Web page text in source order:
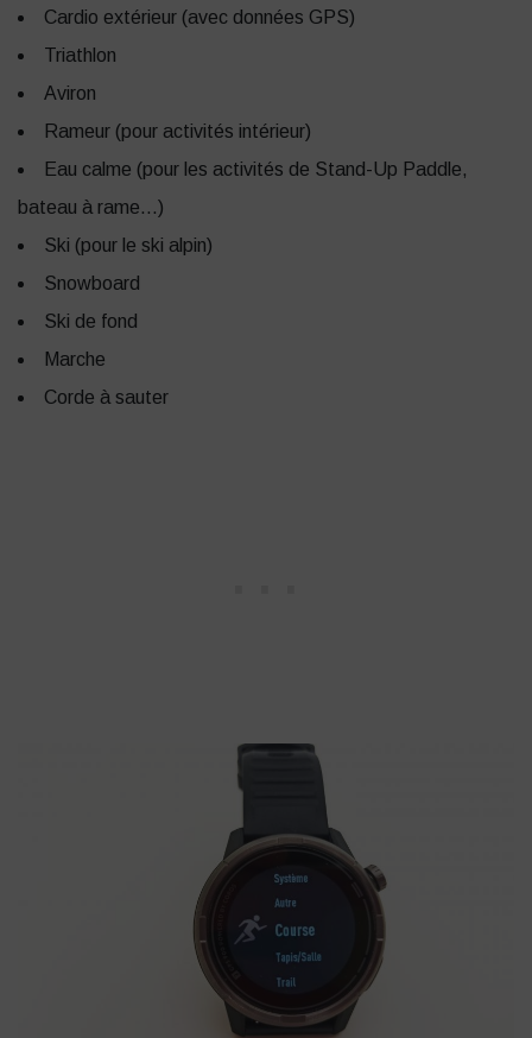
Cardio extérieur (avec données GPS)
Triathlon
Aviron
Rameur (pour activités intérieur)
Eau calme (pour les activités de Stand-Up Paddle,
bateau à rame…)
Ski (pour le ski alpin)
Snowboard
Ski de fond
Marche
Corde à sauter